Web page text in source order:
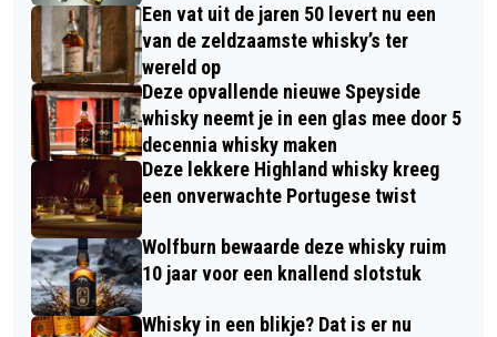
Een vat uit de jaren 50 levert nu een
van de zeldzaamste whisky’s ter
wereld op
Deze opvallende nieuwe Speyside
whisky neemt je in een glas mee door 5
decennia whisky maken
Deze lekkere Highland whisky kreeg
een onverwachte Portugese twist
Wolfburn bewaarde deze whisky ruim
10 jaar voor een knallend slotstuk
Whisky in een blikje? Dat is er nu